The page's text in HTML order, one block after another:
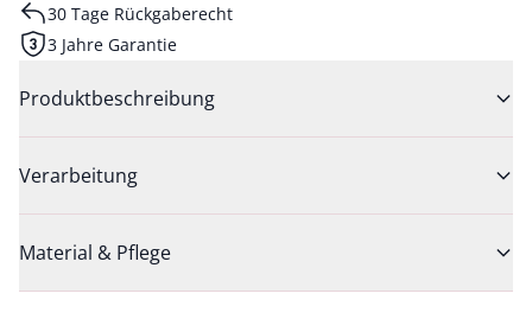
30 Tage Rückgaberecht
3 Jahre Garantie
Produktbeschreibung
Verarbeitung
Material & Pflege